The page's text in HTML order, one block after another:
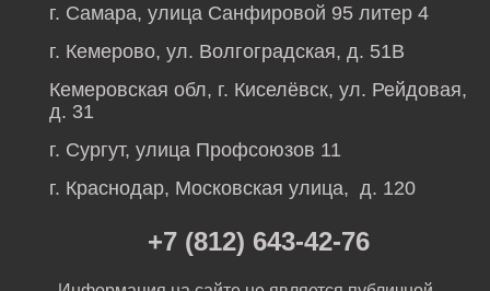
г. Самара, улица Санфировой 95 литер 4
г. Кемерово, ул. Волгоградская, д. 51В
Кемеровская обл, г. Киселёвск, ул. Рейдовая,
д. 31
г. Сургут, улица Профсоюзов 11
г. Краснодар, Московская улица, д. 120
+7 (812) 643-42-76